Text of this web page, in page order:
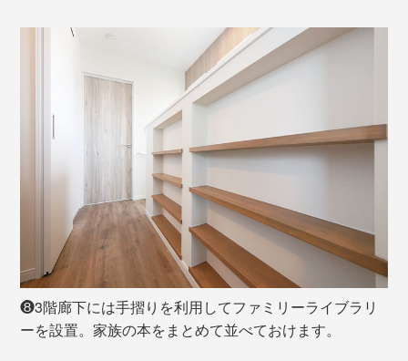
❽3階廊下には手摺りを利用してファミリーライブラリ
ーを設置。家族の本をまとめて並べておけます。